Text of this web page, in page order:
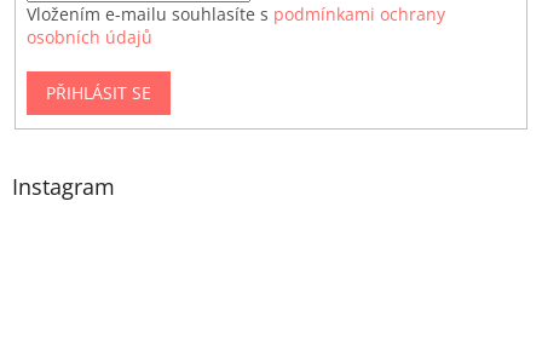
Vložením e-mailu souhlasíte s podmínkami ochrany
osobních údajů
PŘIHLÁSIT SE
Instagram